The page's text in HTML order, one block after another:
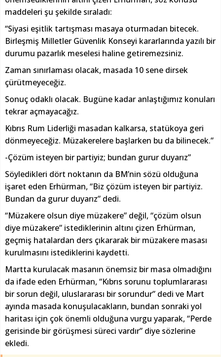
maddeleri şu şekilde sıraladı:
“Siyasi eşitlik tartışması masaya oturmadan bitecek.
Birleşmiş Milletler Güvenlik Konseyi kararlarında yazılı bir
durumu pazarlık meselesi haline getiremezsiniz.
Zaman sınırlaması olacak, masada 10 sene dirsek
çürütmeyeceğiz.
Sonuç odaklı olacak. Bugüne kadar anlaştığımız konuları
tekrar açmayacağız.
Kıbrıs Rum Liderliği masadan kalkarsa, statükoya geri
dönmeyeceğiz. Müzakerelere başlarken bu da bilinecek.”
-Çözüm isteyen bir partiyiz; bundan gurur duyarız”
Söyledikleri dört noktanın da BM’nin sözü olduğuna
işaret eden Erhürman, “Biz çözüm isteyen bir partiyiz.
Bundan da gurur duyarız” dedi.
“Müzakere olsun diye müzakere” değil, “çözüm olsun
diye müzakere” istediklerinin altını çizen Erhürman,
geçmiş hatalardan ders çıkararak bir müzakere masası
kurulmasını istediklerini kaydetti.
Martta kurulacak masanın önemsiz bir masa olmadığını
da ifade eden Erhürman, “Kıbrıs sorunu toplumlararası
bir sorun değil, uluslararası bir sorundur” dedi ve Mart
ayında masada konuşulacakların, bundan sonraki yol
haritası için çok önemli olduğuna vurgu yaparak, “Perde
gerisinde bir görüşmesi süreci vardır” diye sözlerine
ekledi.